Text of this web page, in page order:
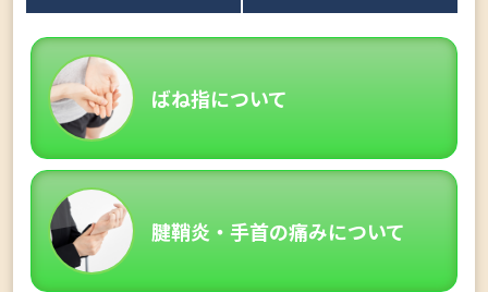
ばね指について
腱鞘炎・手首の痛みについて